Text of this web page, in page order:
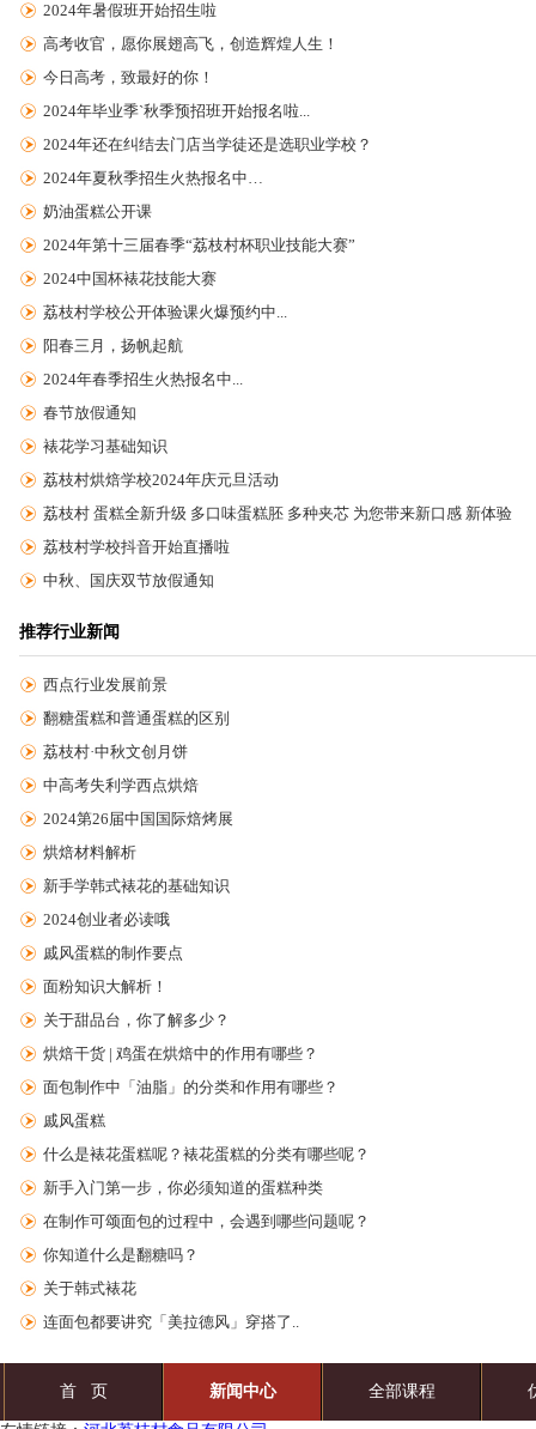
2024年暑假班开始招生啦
高考收官，愿你展翅高飞，创造辉煌人生！
今日高考，致最好的你！
2024年毕业季`秋季预招班开始报名啦...
2024年还在纠结去门店当学徒还是选职业学校？
2024年夏秋季招生火热报名中…
奶油蛋糕公开课
2024年第十三届春季“荔枝村杯职业技能大赛”
2024中国杯裱花技能大赛
荔枝村学校公开体验课火爆预约中...
阳春三月，扬帆起航
2024年春季招生火热报名中...
春节放假通知
裱花学习基础知识
荔枝村烘焙学校2024年庆元旦活动
荔枝村 蛋糕全新升级 多口味蛋糕胚 多种夹芯 为您带来新口感 新体验
荔枝村学校抖音开始直播啦
中秋、国庆双节放假通知
推荐行业新闻
西点行业发展前景
翻糖蛋糕和普通蛋糕的区别
荔枝村·中秋文创月饼
中高考失利学西点烘焙
2024第26届中国国际焙烤展
烘焙材料解析
新手学韩式裱花的基础知识
2024创业者必读哦
戚风蛋糕的制作要点
面粉知识大解析！
关于甜品台，你了解多少？
烘焙干货 | 鸡蛋在烘焙中的作用有哪些？
面包制作中「油脂」的分类和作用有哪些？
戚风蛋糕
什么是裱花蛋糕呢？裱花蛋糕的分类有哪些呢？
新手入门第一步，你必须知道的蛋糕种类
在制作可颂面包的过程中，会遇到哪些问题呢？
你知道什么是翻糖吗？
关于韩式裱花
连面包都要讲究「美拉德风」穿搭了..
全部课程
新闻中心
首 页